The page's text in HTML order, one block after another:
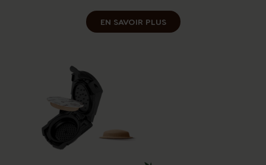
EN SAVOIR PLUS